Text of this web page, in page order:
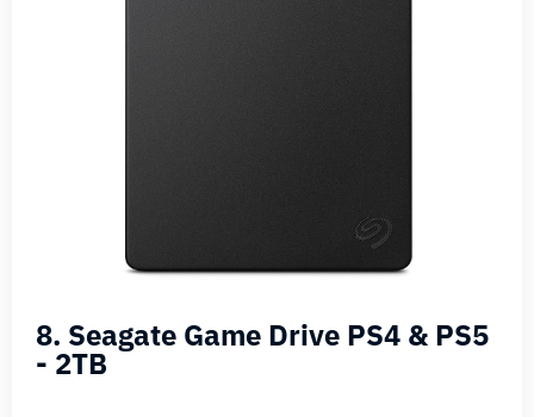
8. Seagate Game Drive PS4 & PS5
- 2TB